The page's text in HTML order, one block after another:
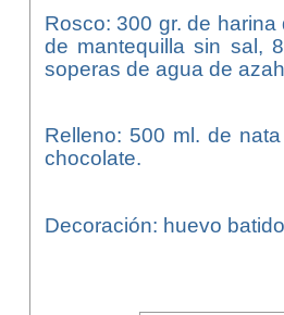
Rosco: 300 gr. de
de mantequilla sin sal,
soperas de agua de
Relleno: 500 ml. de
chocolate.
Decoración: huevo